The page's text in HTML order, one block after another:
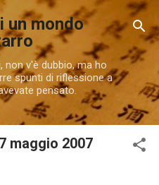
principali
un mondo
non v'è dubbio, ma ho
spunti di riflessione a
pensato.
maggio 2007